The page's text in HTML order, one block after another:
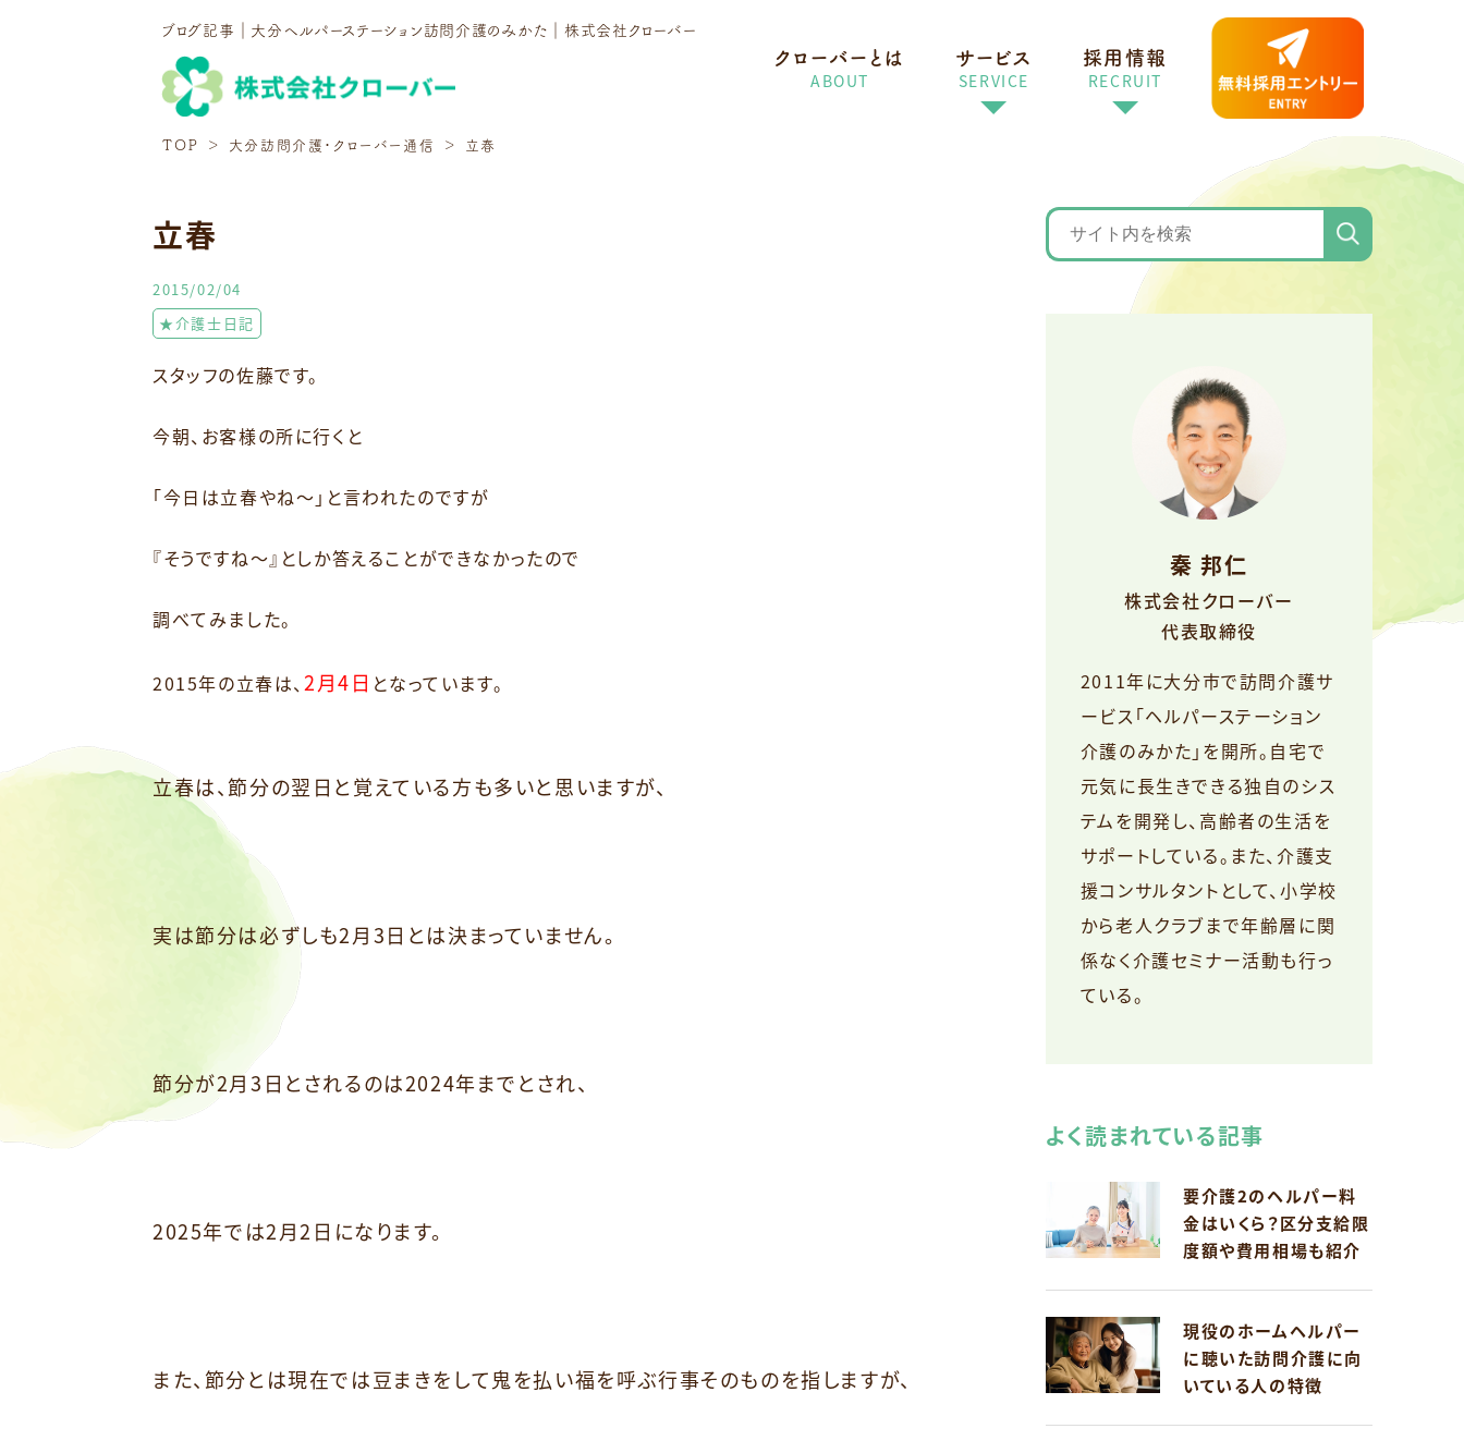
ブログ記事｜大分ヘルパーステーション訪問介護のみかた ｜株式会社クローバー
クローバーとは
ABOUT
サービス
SERVICE
採用情報
RECRUIT
TOP 大分訪問介護・クローバー通信 立春
立春
2015/02/04
★介護士日記
スタッフの佐藤です。
今朝、お客様の所に行くと
「今日は立春やね～」と言われたのですが
『そうですね～』としか答えることができなかったので
調べてみました。
2015年の立春は、 2月4日 となっています。
立春は、節分の翌日と覚えている方も多いと思いますが、
実は節分は必ずしも2月3日とは決まっていません。
節分が2月3日とされるのは2024年までとされ、
2025年では2月2日になります。
また、節分とは現在では豆まきをして鬼を払い福を呼ぶ行事そのものを指しますが、
秦 邦仁
株式会社クローバー
代表取締役
2011年に大分市で訪問介護サ
ービス「ヘルパーステーション
介護のみかた」を開所。自宅で
元気に長生きできる独自のシス
テムを開発し、高齢者の生活を
サポートしている。また、介護支
援コンサルタントとして、小学校
から老人クラブまで年齢層に関
係なく介護セミナー活動も行っ
ている。
よく読まれている記事
要介護2のヘルパー料
金はいくら？区分支給限
度額や費用相場も紹介
現役のホームヘルパー
に聴いた訪問介護に向
いている人の特徴